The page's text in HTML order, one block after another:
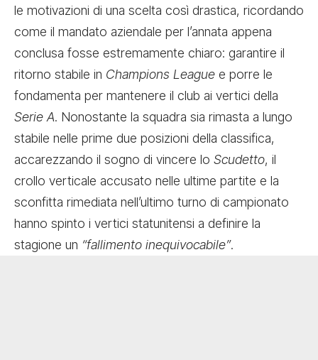
le motivazioni di una scelta così drastica, ricordando
come il mandato aziendale per l’annata appena
conclusa fosse estremamente chiaro: garantire il
ritorno stabile in Champions League e porre le
fondamenta per mantenere il club ai vertici della
Serie A. Nonostante la squadra sia rimasta a lungo
stabile nelle prime due posizioni della classifica,
accarezzando il sogno di vincere lo Scudetto, il
crollo verticale accusato nelle ultime partite e la
sconfitta rimediata nell’ultimo turno di campionato
hanno spinto i vertici statunitensi a definire la
stagione un “fallimento inequivocabile”.